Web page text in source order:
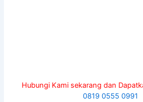
Hubungi Kami sekarang dan
0819 0555 0991